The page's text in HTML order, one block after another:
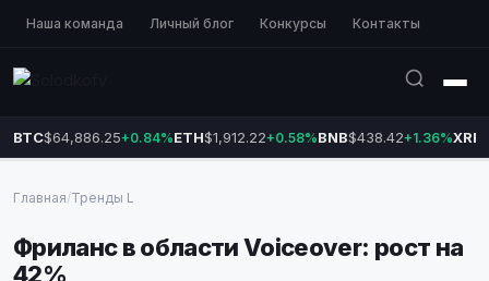
Наша команда Личный блог Конкурсы Контакты
BTC$64,886.25+0.84%ETH$1,912.22+0.58%BNB$438.42+1.36%XRP
Главная/Тренды L
Фриланс в области Voiceover: рост на
42%